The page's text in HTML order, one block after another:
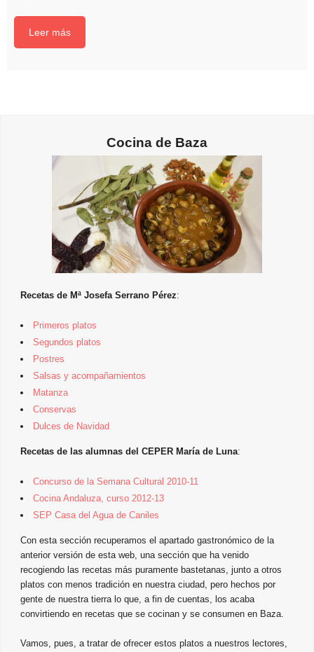
Leer más
Cocina de Baza
Recetas de Mª Josefa Serrano Pérez:
Primeros platos
Segundos platos
Postres
Salsas y acompañamientos
Matanza
Conservas
Dulces de Navidad
Recetas de las alumnas del CEPER María de Luna:
Concurso de la Semana Cultural 2010-11
Cocina Andaluza, curso 2012-13
SEP Casa del Agua de Caniles
Con esta sección recuperamos el apartado gastronómico de la
anterior versión de esta web, una sección que ha venido
recogiendo las recetas más puramente bastetanas, junto a otros
platos con menos tradición en nuestra ciudad, pero hechos por
gente de nuestra tierra lo que, a fin de cuentas, los acaba
convirtiendo en recetas que se cocinan y se consumen en Baza.
Vamos, pues, a tratar de ofrecer estos platos a nuestros lectores,